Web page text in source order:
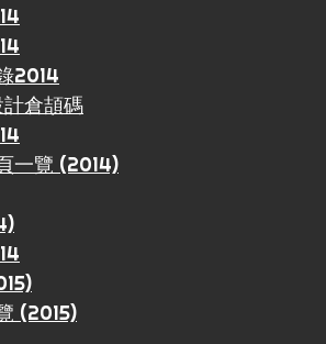
2014
倉頡碼
一覽 (2014)
(2015)